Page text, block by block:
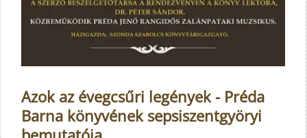
Azok az évegcsűri legények - Préda
Barna könyvének sepsiszentgyöryi